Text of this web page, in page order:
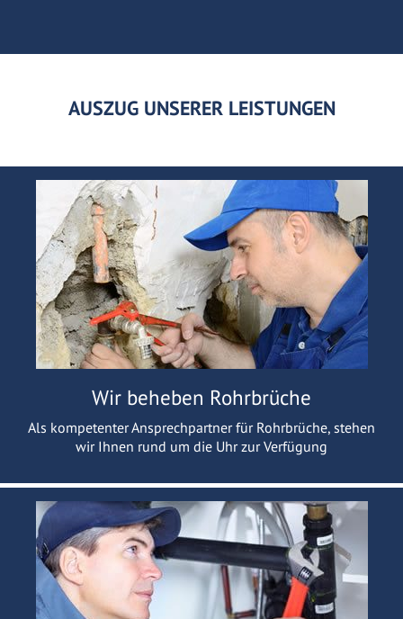
AUSZUG UNSERER LEISTUNGEN
Wir beheben Rohrbrüche
Als kompetenter Ansprechpartner für Rohrbrüche, stehen
wir Ihnen rund um die Uhr zur Verfügung